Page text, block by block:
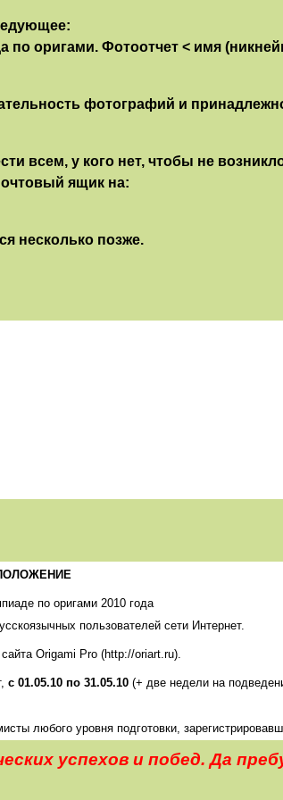
форуме, однако, качество советов и их
останется тайной до окончания подведения
по оригами. Фотоотчет < имя
фотографий и
всем, у кого нет, чтобы не
ящик на:
несколько позже.
по оригами 2010 года
пользователей сети Интернет.
Origami Pro (http://oriart.ru).
с 01.05.10 по 31.05.10(+ две недели на
любого уровня подготовки,
успехов и побед. Да